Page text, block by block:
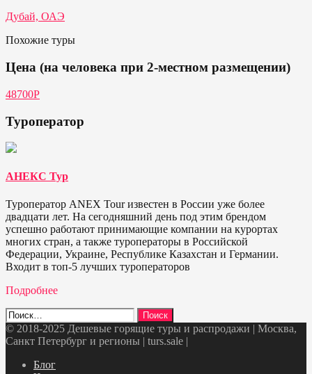
Дубай, ОАЭ
Похожие туры
Цена (на человека при 2-местном размещении)
48700Р
Туроператор
АНЕКС Тур
Туроператор ANEX Tour известен в России уже более
двадцати лет. На сегодняшний день под этим брендом
успешно работают принимающие компании на курортах
многих стран, а также туроператоры в Российской
Федерации, Украине, Республике Казахстан и Германии.
Входит в топ-5 лучших туроператоров
Подробнее
Найти:
© 2018-2025 Дешевые горящие туры и распродажи | Москва,
Санкт Петербург и регионы | turs.sale |
Блог